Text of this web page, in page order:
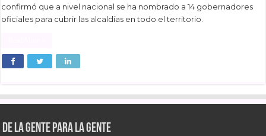
confirmó que a nivel nacional se ha nombrado a 14 gobernadores
oficiales para cubrir las alcaldías en todo el territorio.
De la gente para la gente